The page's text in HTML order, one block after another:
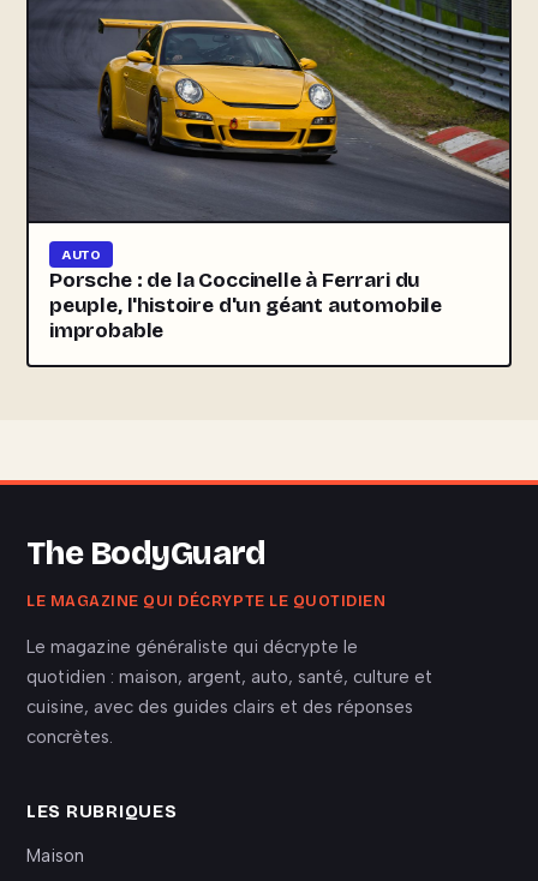
AUTO
Porsche : de la Coccinelle à Ferrari du
peuple, l'histoire d'un géant automobile
improbable
The BodyGuard
LE MAGAZINE QUI DÉCRYPTE LE QUOTIDIEN
Le magazine généraliste qui décrypte le
quotidien : maison, argent, auto, santé, culture et
cuisine, avec des guides clairs et des réponses
concrètes.
LES RUBRIQUES
Maison